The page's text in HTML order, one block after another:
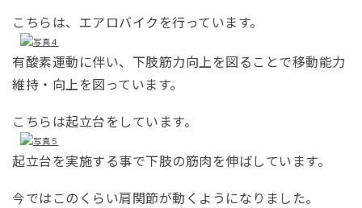
こちらは、エアロバイクを行っています。
有酸素運動に伴い、下肢筋力向上を図ることで移動能力
維持・向上を図っています。
こちらは起立台をしています。
起立台を実施する事で下肢の筋肉を伸ばしています。
今ではこのくらい肩関節が動くようになりました。